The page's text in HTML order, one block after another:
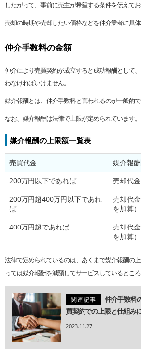
したがって、事前に売主が希望する条件を伝えて
売却の時期や売却したい価格などを仲介業者に具体
仲介手数料の金額
仲介により売買契約が成立すると成功報酬として
わなければいけません。
媒介報酬とは、仲介手数料と言われるのが一般的で
なお、媒介報酬は法律で上限が定められています。
媒介報酬の上限額一覧表
売買代金
媒介報
200万円以下であれば
売却代
200万円超400万円以下であれ
ば
売却代
を加算）
400万円超であれば
売却代
を加算）
法律で定められているのは、あくまで媒介報酬の
っては媒介報酬を減額してサービスしているところ
関連記事
仲介手数料
買契約での上限と仕組み
2023.11.27